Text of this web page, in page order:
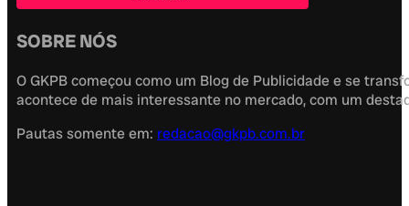
SOBRE NÓS
O GKPB começou como um Blog de Publicidade e se
acontece de mais interessante no mercado, com um
Pautas somente em: redacao@gkpb.com.br